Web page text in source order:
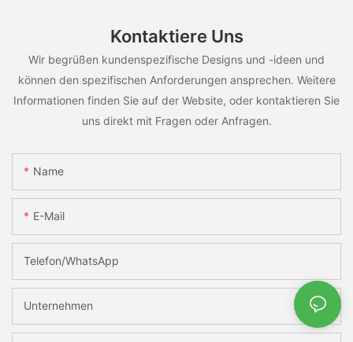
Kontaktiere Uns
Wir begrüßen kundenspezifische Designs und -ideen und
können den spezifischen Anforderungen ansprechen. Weitere
Informationen finden Sie auf der Website, oder kontaktieren Sie
uns direkt mit Fragen oder Anfragen.
Name
E-Mail
Telefon/WhatsApp
Unternehmen